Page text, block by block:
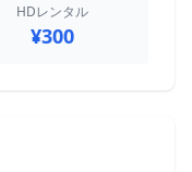
HDレンタル
¥300